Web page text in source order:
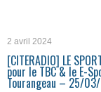
2 avril 2024
[CITERADIO] LE
pour le TBC & le E-
Tourangeau – 25/